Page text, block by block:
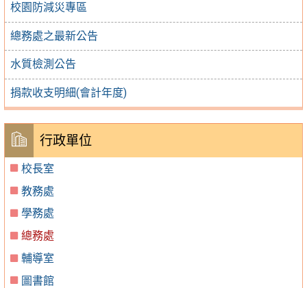
校園防減災專區
總務處之最新公告
水質檢測公告
捐款收支明細(會計年度)
行政單位
校長室
教務處
學務處
總務處
輔導室
圖書館